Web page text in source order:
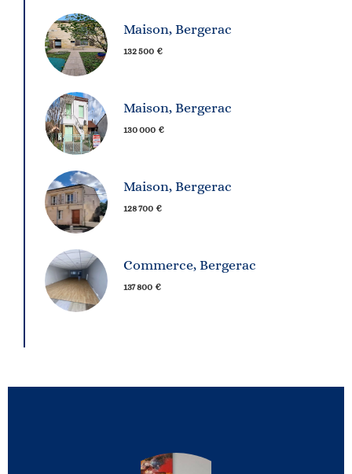
Maison, Bergerac
132 500 €
Maison, Bergerac
130 000 €
Maison, Bergerac
128 700 €
Commerce, Bergerac
137 800 €